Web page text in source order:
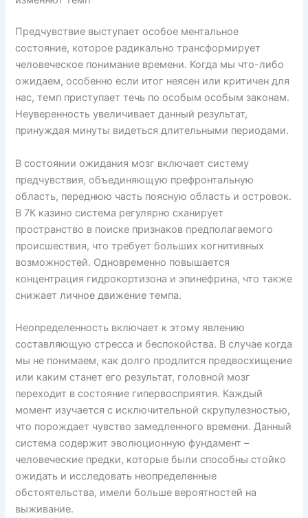
Предчувствие выступает особое ментальное
состояние, которое радикально трансформирует
человеческое понимание времени. Когда мы что-либо
ожидаем, особенно если итог неясен или критичен для
нас, темп приступает течь по особым особым законам.
Неуверенность увеличивает данный результат,
принуждая минуты видеться длительными периодами.
В состоянии ожидания мозг включает систему
предчувствия, объединяющую префронтальную
область, переднюю часть поясную область и островок.
В 7К казино система регулярно сканирует
пространство в поиске признаков предполагаемого
происшествия, что требует больших когнитивных
возможностей. Одновременно повышается
концентрация гидрокортизона и эпинефрина, что также
снижает личное движение темпа.
Неопределенность включает к этому явлению
составляющую стресса и беспокойства. В случае когда
мы не понимаем, как долго продлится предвосхищение
или каким станет его результат, головной мозг
переходит в состояние гипервосприятия. Каждый
момент изучается с исключительной скрупулезностью,
что порождает чувство замедленного времени. Данный
система содержит эволюционную фундамент –
человеческие предки, которые были способны стойко
ожидать и исследовать неопределенные
обстоятельства, имели больше вероятностей на
выживание.